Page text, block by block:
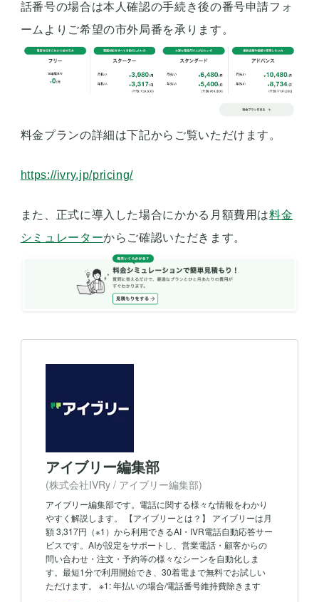
話番号の場合は本人確認の手続き後の番号申請フォ
ームよりご希望の市外局番を承ります。
料金プランの詳細は下記からご覧いただけます。
https://ivry.jp/pricing/
また、正式に導入した場合にかかる月額費用は料金
シミュレーターからご確認いただきます。
アイブリー編集部
(株式会社IVRy / アイブリー編集部)
アイブリー編集部です。電話に関する様々な情報をわかり
やすく解説します。 【アイブリーとは？】 アイブリーは月
額 3,317円（※1）から利用できるAI・IVR電話自動応答サー
ビスです。AIが設定をサポートし、営業電話・顧客からの
問い合わせ・注文・予約等の様々なシーンを自動化しま
す。最短1分で利用開始でき、30着電まで無料でお試しい
ただけます。 ※1: 年払いの場合/電話番号維持費除きます